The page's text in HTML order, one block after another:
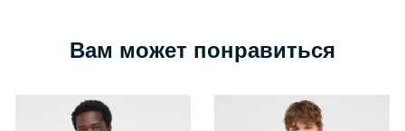
Вам может понравиться